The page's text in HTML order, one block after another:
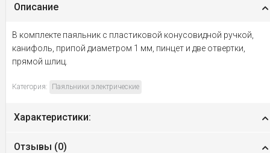
Описание
В комплекте паяльник с пластиковой конусовидной ручкой,
канифоль, припой диаметром 1 мм, пинцет и две отвертки,
прямой шлиц.
Категория: Паяльники электрические
Характеристики:
Отзывы (0)